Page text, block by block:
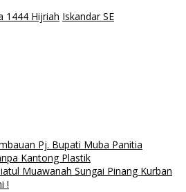
1444 Hijriah Iskandar SE
Pj. Bupati Muba Panitia
Kantong Plastik
Muawanah Sungai Pinang Kurban
!